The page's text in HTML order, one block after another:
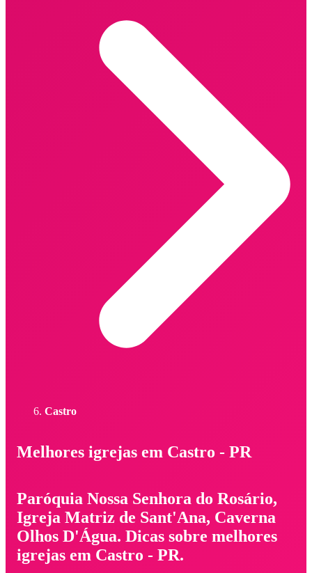
Castro
Melhores igrejas em Castro - PR
Paróquia Nossa Senhora do Rosário,
Igreja Matriz de Sant'Ana, Caverna
Olhos D'Água. Dicas sobre melhores
igrejas em Castro - PR.